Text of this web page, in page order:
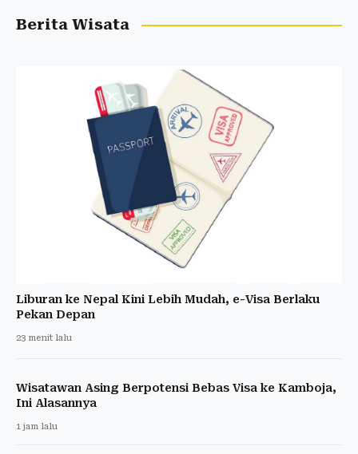
Berita Wisata
Liburan ke Nepal Kini Lebih Mudah, e-Visa Berlaku
Pekan Depan
23 menit lalu
Wisatawan Asing Berpotensi Bebas Visa ke Kamboja,
Ini Alasannya
1 jam lalu